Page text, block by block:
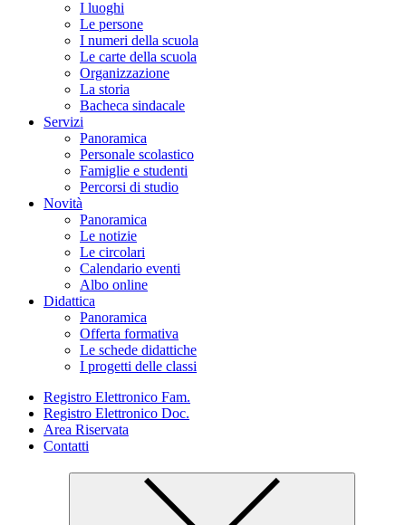
I luoghi
Le persone
I numeri della scuola
Le carte della scuola
Organizzazione
La storia
Bacheca sindacale
Servizi
Panoramica
Personale scolastico
Famiglie e studenti
Percorsi di studio
Novità
Panoramica
Le notizie
Le circolari
Calendario eventi
Albo online
Didattica
Panoramica
Offerta formativa
Le schede didattiche
I progetti delle classi
Registro Elettronico Fam.
Registro Elettronico Doc.
Area Riservata
Contatti